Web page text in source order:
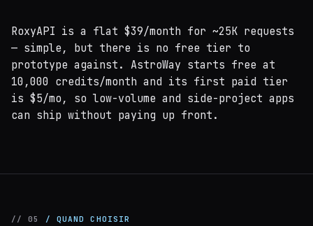
RoxyAPI is a flat $39/month for ~25K requests
— simple, but there is no free tier to
prototype against. AstroWay starts free at
10,000 credits/month and its first paid tier
is $5/mo, so low-volume and side-project apps
can ship without paying up front.
// 05 / QUAND CHOISIR